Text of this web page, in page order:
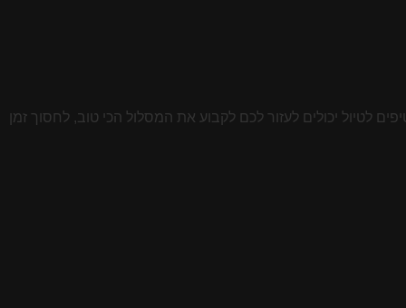
לטיול יכולים לעזור לכם לקבוע את המסלול הכי טוב, לחסוך זמן